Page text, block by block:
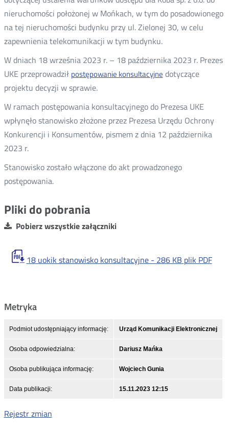
nieruchomości położonej w Mońkach, w tym do posadowionego
na tej nieruchomości budynku przy ul. Zielonej 30, w celu
zapewnienia telekomunikacji w tym budynku.
W dniach 18 września 2023 r. – 18 października 2023 r. Prezes
UKE przeprowadził postępowanie konsultacyjneOtwórz
nowym
oknie
dotyczące
projektu decyzji w sprawie.
W ramach postępowania konsultacyjnego do Prezesa UKE
wpłynęło stanowisko złożone przez Prezesa Urzędu Ochrony
Konkurencji i Konsumentów, pismem z dnia 12 października
2023 r.
Stanowisko zostało włączone do akt prowadzonego
postępowania.
Pliki do pobrania
Pobierz wszystkie załączniki
18 uokik stanowisko konsultacyjne - 286 KB plik PDF
Metryka
Podmiot udostępniający informację: Urząd Komunikacji Elektronicznej
Osoba odpowiedzialna: Dariusz Mańka
Osoba publikująca informację: Wojciech Gunia
Data publikacji: 15.11.2023 12:15
Rejestr zmian